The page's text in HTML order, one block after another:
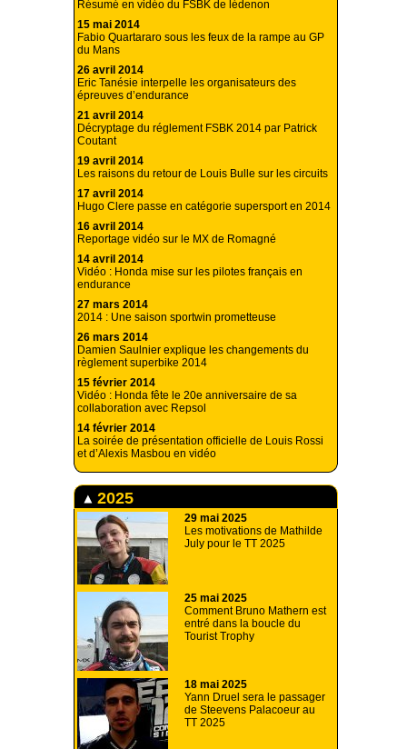
Résumé en vidéo du FSBK de lédenon
15 mai 2014
Fabio Quartararo sous les feux de la rampe au GP
du Mans
26 avril 2014
Eric Tanésie interpelle les organisateurs des
épreuves d’endurance
21 avril 2014
Décryptage du réglement FSBK 2014 par Patrick
Coutant
19 avril 2014
Les raisons du retour de Louis Bulle sur les circuits
17 avril 2014
Hugo Clere passe en catégorie supersport en 2014
16 avril 2014
Reportage vidéo sur le MX de Romagné
14 avril 2014
Vidéo : Honda mise sur les pilotes français en
endurance
27 mars 2014
2014 : Une saison sportwin prometteuse
26 mars 2014
Damien Saulnier explique les changements du
règlement superbike 2014
15 février 2014
Vidéo : Honda fête le 20e anniversaire de sa
collaboration avec Repsol
14 février 2014
La soirée de présentation officielle de Louis Rossi
et d’Alexis Masbou en vidéo
2025
29 mai 2025
Les motivations de Mathilde
July pour le TT 2025
25 mai 2025
Comment Bruno Mathern est
entré dans la boucle du
Tourist Trophy
18 mai 2025
Yann Druel sera le passager
de Steevens Palacoeur au
TT 2025